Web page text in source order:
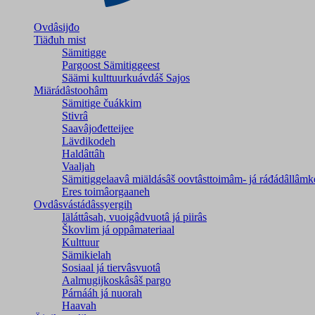
Ovdâsijđo
Tiäđuh mist
Sämitigge
Pargoost Sämitiggeest
Säämi kulttuurkuávdáš Sajos
Miärádâstoohâm
Sämitige čuákkim
Stivrâ
Saavâjođetteijee
Lävdikodeh
Haldâttâh
Vaaljah
Sämitiggelaavâ miäldásâš oovtâsttoimâm- já
Eres toimâorgaaneh
Ovdâsvástádâssyergih
Iäláttâsah, vuoigâdvuotâ já piirâs
Škovlim já oppâmateriaal
Kulttuur
Sämikielah
Sosiaal já tiervâsvuotâ
Aalmugijkoskâsâš pargo
Párnááh já nuorah
Haavah